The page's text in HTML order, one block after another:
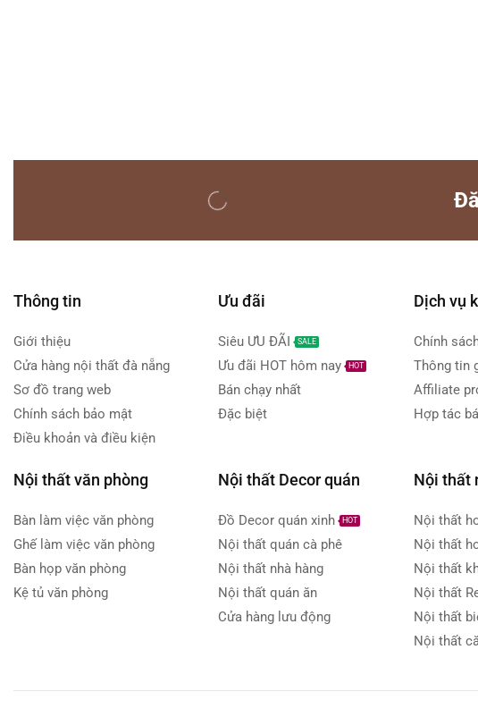
Thông tin
Giới thiệu
Cửa hàng nội thất đà nẵng
Sơ đồ trang web
Chính sách bảo mật
Điều khoản và điều kiện
Ưu đãi
Siêu ƯU ĐÃI SALE
Ưu đãi HOT hôm nay HOT
Bán chạy nhất
Đặc biệt
Dịch vụ
Chính
Thông tin
Affiliate
Hợp tác
Nội thất văn phòng
Bàn làm việc văn phòng
Ghế làm việc văn phòng
Bàn họp văn phòng
Kệ tủ văn phòng
Nội thất Decor quán
Đồ Decor quán xinh HOT
Nội thất quán cà phê
Nội thất nhà hàng
Nội thất quán ăn
Cửa hàng lưu động
Nội thất
Nội thất
Nội thất
Nội thất
Nội thất
Nội thất
Nội thất